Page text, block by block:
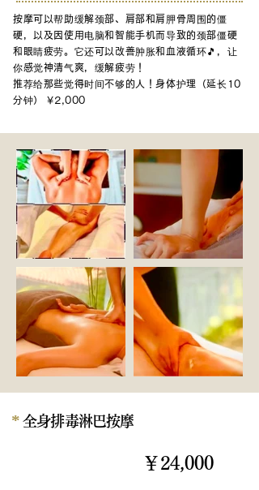
按摩可以帮助缓解颈部、肩部和肩胛骨周围的僵
硬，以及因使用电脑和智能手机而导致的颈部僵硬
和眼睛疲劳。它还可以改善肿胀和血液循环🎵，让
你感觉神清气爽，缓解疲劳！
推荐给那些觉得时间不够的人
！身体护理（延长10
分钟） ¥2,000
* 全身排毒淋巴按摩
￥24,000